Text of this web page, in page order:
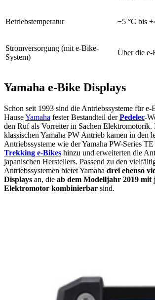
Betriebstemperatur −5 °C bis
Stromversorgung (mit e-Bike-
System)
Über die
Yamaha e-Bike Displays
Schon seit 1993 sind die Antriebssysteme für e-
HauseYamaha fester Bestandteil derPedelec-
den Ruf als Vorreiter in Sachen Elektromotorik.
klassischen Yamaha PW Antrieb kamen in den
Antriebssysteme wie der Yamaha PW-Series
Trekking e-Bikes hinzu und erweiterten die
japanischen Herstellers. Passend zu den
Antriebssystemen bietet Yamaha drei ebenso
Displays an, die ab dem Modelljahr 2019 mit
Elektromotor kombinierbar sind.